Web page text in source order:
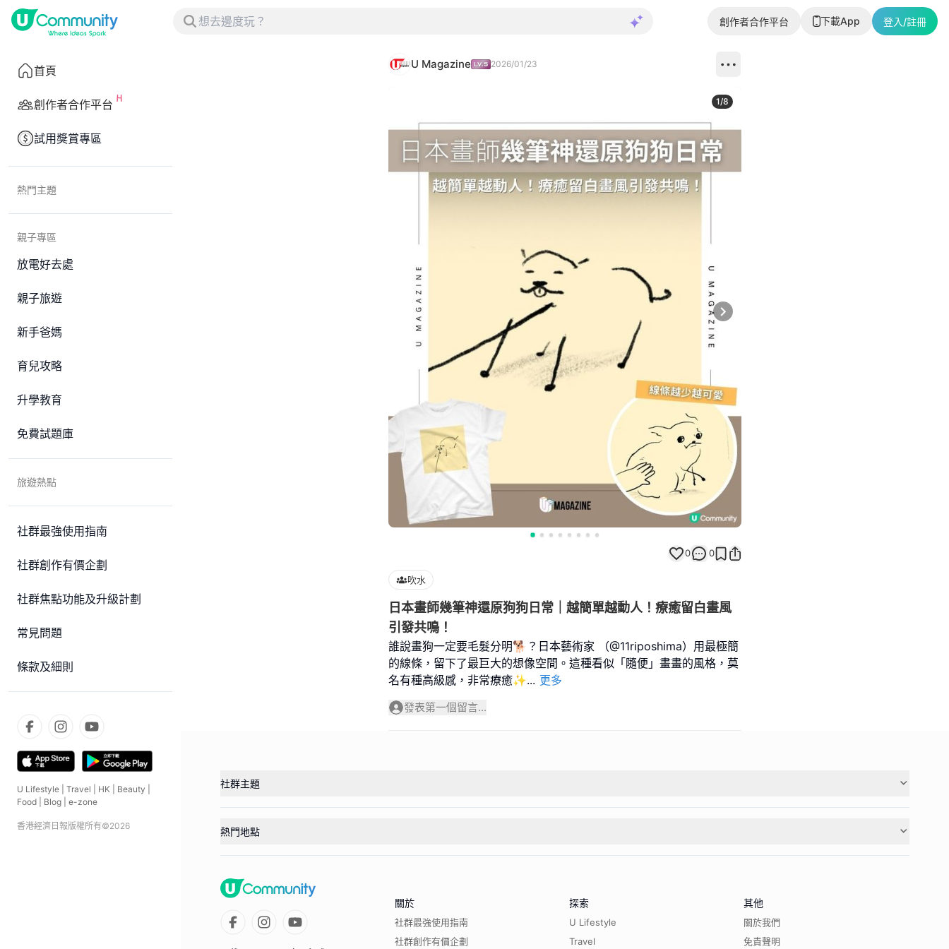
創作者合作平台 下載App 登入/註冊
首頁
創作者合作平台
試用獎賞專區
熱門主題
親子專區
放電好去處
親子旅遊
新手爸媽
育兒攻略
升學教育
免費試題庫
旅遊熱點
社群最強使用指南
社群創作有價企劃
社群焦點功能及升級計劃
常見問題
條款及細則
U Lifestyle Travel HK Beauty
Food
Blog e-zone
香港經濟日報版權所有©2026
U Magazine 2026/01/23
Next slide
1/8
0 0
吹水
日本畫師幾筆神還原狗狗日常｜越簡單越動人！療癒留白畫風
引發共鳴！
誰說畫狗一定要毛髮分明🐕？日本藝術家 （@11riposhima）用最極簡
的線條，留下了最巨大的想像空間。這種看似「隨便」畫畫的風格，莫
名有種高級感，非常療癒✨... 更多
發表第一個留言...
社群主題
熱門地點
關於
社群最強使用指南
社群創作有價企劃
探索
U Lifestyle
Travel
其他
關於我們
免責聲明